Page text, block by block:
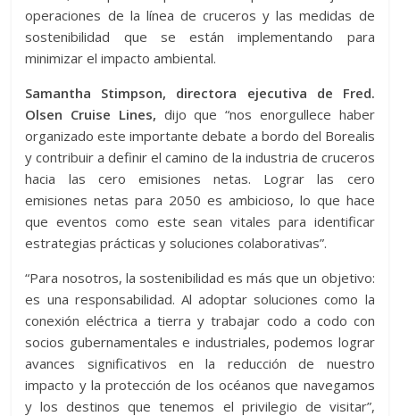
operaciones de la línea de cruceros y las medidas de
sostenibilidad que se están implementando para
minimizar el impacto ambiental.
Samantha Stimpson, directora ejecutiva de Fred.
Olsen Cruise Lines, dijo que “nos enorgullece haber
organizado este importante debate a bordo del Borealis
y contribuir a definir el camino de la industria de cruceros
hacia las cero emisiones netas. Lograr las cero
emisiones netas para 2050 es ambicioso, lo que hace
que eventos como este sean vitales para identificar
estrategias prácticas y soluciones colaborativas”.
“Para nosotros, la sostenibilidad es más que un objetivo:
es una responsabilidad. Al adoptar soluciones como la
conexión eléctrica a tierra y trabajar codo a codo con
socios gubernamentales e industriales, podemos lograr
avances significativos en la reducción de nuestro
impacto y la protección de los océanos que navegamos
y los destinos que tenemos el privilegio de visitar”,